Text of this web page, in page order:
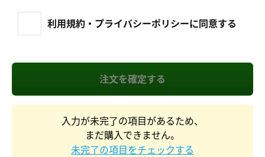
利用規約・プライバシーポリシーに同意する
入力が未完了の項目があるため、
まだ購入できません。
未完了の項目をチェックする